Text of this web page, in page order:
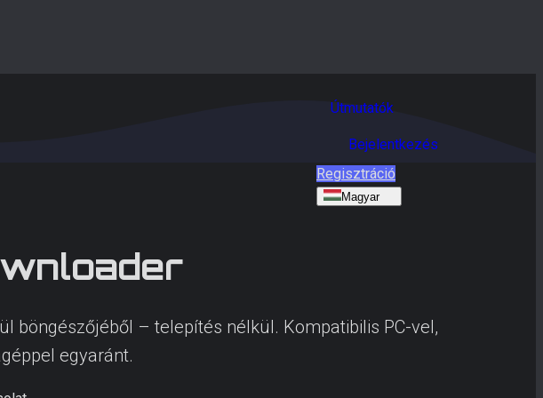
Útmutatók
Bejelentkezés
Regisztráció
Magyar
böngészőjéből – telepítés nélkül. Kompatibilis PC-vel,
egyaránt.